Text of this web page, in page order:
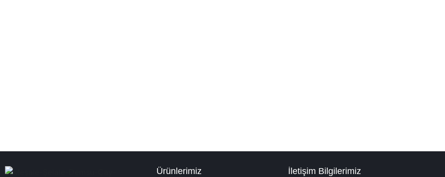
Ürünlerimiz İletişim Bilgilerimiz